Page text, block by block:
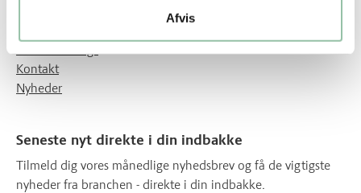
Afvis
Kontakt
Nyheder
Seneste nyt direkte i din indbakke
Tilmeld dig vores månedlige nyhedsbrev og få de vigtigste
nyheder fra branchen - direkte i din indbakke.